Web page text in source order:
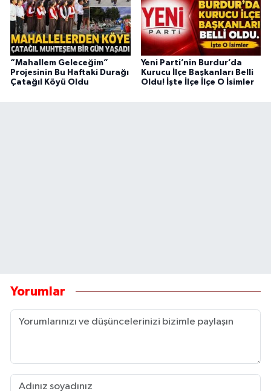
“Mahallem Geleceğim”
Projesinin Bu Haftaki Durağı
Çatağıl Köyü Oldu
Yeni Parti’nin Burdur’da
Kurucu İlçe Başkanları Belli
Oldu! İşte İlçe İlçe O İsimler
Yorumlar